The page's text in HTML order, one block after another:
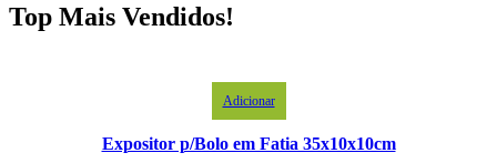
Top Mais Vendidos!
Adicionar
Expositor p/Bolo em Fatia 35x10x10cm